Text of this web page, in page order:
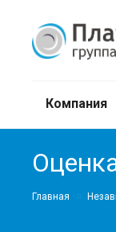
Компания
Главная